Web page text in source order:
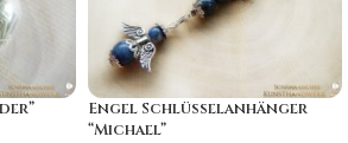
Engel Schlüsselanhänger
“Michael”